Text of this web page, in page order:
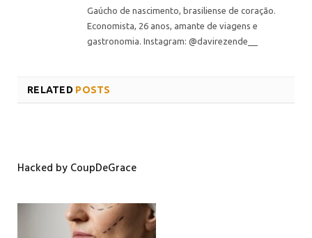
Gaúcho de nascimento, brasiliense de coração.
Economista, 26 anos, amante de viagens e
gastronomia. Instagram: @davirezende__
RELATED POSTS
Hacked by CoupDeGrace